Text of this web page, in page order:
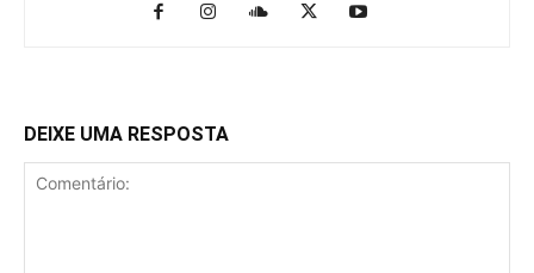
DEIXE UMA RESPOSTA